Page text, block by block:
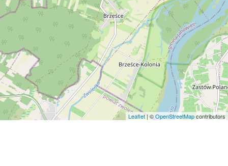
Leaflet| ©OpenStreetMapcontributors